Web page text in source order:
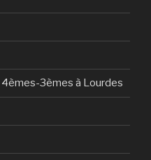
3èmes à Lourdes